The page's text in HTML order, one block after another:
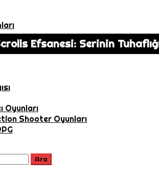
Oyunları
Shooter Oyunları
Efsanesi: Serinin